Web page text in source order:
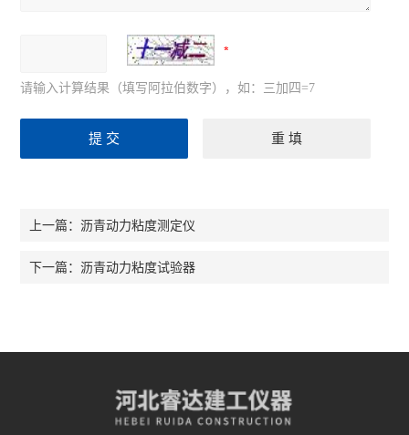
请输入计算结果（填写阿拉伯数字），如：三加四=7
上一篇：沥青动力粘度测定仪
下一篇：沥青动力粘度试验器